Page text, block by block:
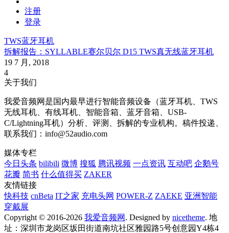
注册
登录
TWS蓝牙耳机
拆解报告：SYLLABLE赛尔贝尔 D15 TWS真无线蓝牙耳机
19 7 月, 2018
4
关于我们
我爱音频网是国内最早进行智能音频设备（蓝牙耳机、TWS
无线耳机、有线耳机、智能音箱、蓝牙音箱、USB-
C/Lightning耳机）分析、评测、拆解的专业机构。稿件投递、
联系我们：info@52audio.com
媒体专栏
今日头条 bilibili 微博 搜狐 腾讯视频 一点资讯 互动吧 企鹅号
花瓣 简书 什么值得买 ZAKER
友情链接
快科技 cnBeta IT之家 充电头网 POWER-Z ZAEKE 亚洲智能
穿戴展
Copyright © 2016-2026 我爱音频网 . Designed by nicetheme. 地
址：深圳市龙岗区坂田街道南坑社区雅园路5号创意园Y4栋4